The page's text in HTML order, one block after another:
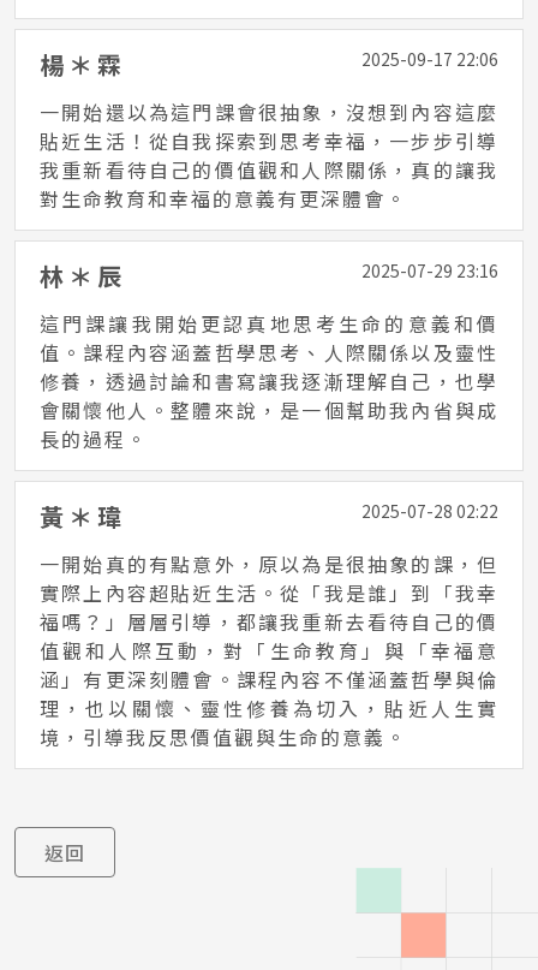
楊＊霖 2025-09-17 22:06
一開始還以為這門課會很抽象，沒想到內容這麼
貼近生活！從自我探索到思考幸福，一步步引導
我重新看待自己的價值觀和人際關係，真的讓我
對生命教育和幸福的意義有更深體會。
林＊辰 2025-07-29 23:16
這門課讓我開始更認真地思考生命的意義和價
值。課程內容涵蓋哲學思考、人際關係以及靈性
修養，透過討論和書寫讓我逐漸理解自己，也學
會關懷他人。整體來說，是一個幫助我內省與成
長的過程。
黃＊瑋 2025-07-28 02:22
一開始真的有點意外，原以為是很抽象的課，但
實際上內容超貼近生活。從「我是誰」到「我幸
福嗎？」層層引導，都讓我重新去看待自己的價
值觀和人際互動，對「生命教育」與「幸福意
涵」有更深刻體會。課程內容不僅涵蓋哲學與倫
理，也以關懷、靈性修養為切入，貼近人生實
境，引導我反思價值觀與生命的意義。
返回